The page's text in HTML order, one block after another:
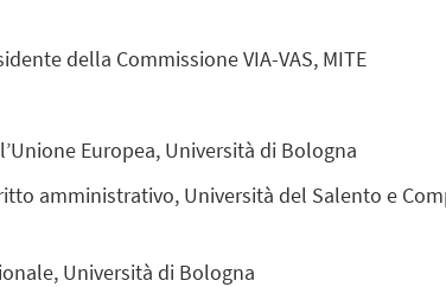
della Commissione VIA-VAS, MITE
Europea, Università di Bologna
amministrativo, Università del Salento e
Università di Bologna